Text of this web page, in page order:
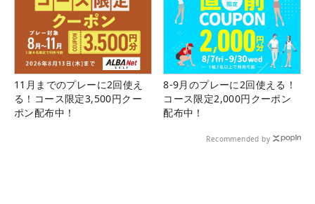
11月までのプレーに2回使え
る！コース限定3,500円クー
ポン配布中！
8-9月のプレーに2回使える！
コース限定2,000円クーポン
配布中！
Recommended by